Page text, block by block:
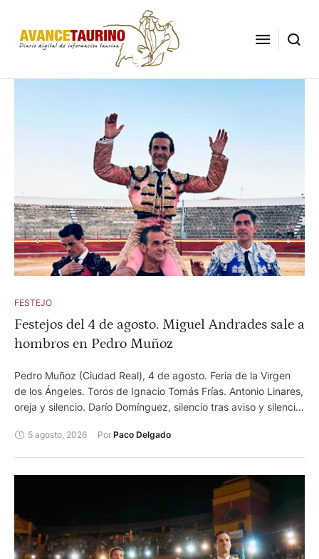
FESTEJO
Festejos del 4 de agosto. Miguel Andrades sale a
hombros en Pedro Muñoz
Pedro Muñoz (Ciudad Real), 4 de agosto. Feria de la Virgen
de los Ángeles. Toros de Ignacio Tomás Frías. Antonio Linares,
oreja y silencio. Darío Domínguez, silencio tras aviso y silencio.
(Francia), 4 de agosto. Toros de San Sebastián. El Rafi, oreja y
oreja. Ismael Martín, oreja y dos orejas. Nino Julian, oreja y
toros y dos novillos, tercero y sexto,de Olivier Fernay, el
tercero premiado con la vuelta al ruedo. Antonio Ferrera,
silencio y silencio. Dorian Canton, vuelta al ruedo y palmas
tras aviso. Hugo Tarbelli, oreja y vuelta al ruedo.
5 agosto, 2026 Por Paco Delgado